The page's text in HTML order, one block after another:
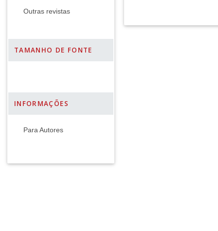
Outras revistas
TAMANHO DE FONTE
INFORMAÇÕES
Para Autores